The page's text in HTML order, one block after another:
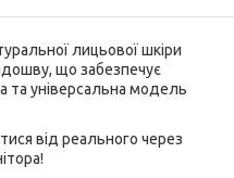
лицьової шкіри
що забезпечує
та універсальна модель
від реального через